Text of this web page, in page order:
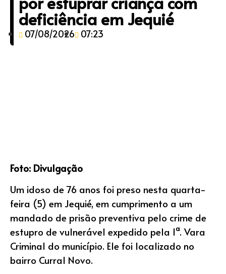
deficiência em Jequié
07/08/2026 07:23
Foto: Divulgação
Um idoso de 76 anos foi preso nesta quarta-
feira (5) em Jequié, em cumprimento a um
mandado de prisão preventiva pelo crime de
estupro de vulnerável expedido pela 1ª. Vara
Criminal do município. Ele foi localizado no
bairro Curral Novo.